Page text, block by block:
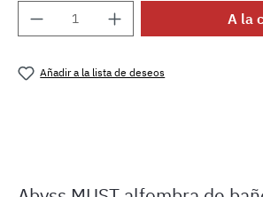
Cantidad del producto: A la
Añadir a la lista de deseos